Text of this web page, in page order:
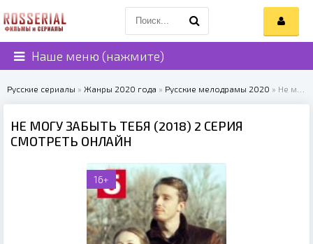
Наше меню (нажмите)
Русские сериалы » Жанры 2020 года » Русские мелодрамы 2020 » Не могу забыть тебя (2018)
НЕ МОГУ ЗАБЫТЬ ТЕБЯ (2018) 2 СЕРИЯ
СМОТРЕТЬ ОНЛАЙН
16+